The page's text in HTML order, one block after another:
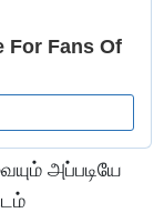
அப்படியே